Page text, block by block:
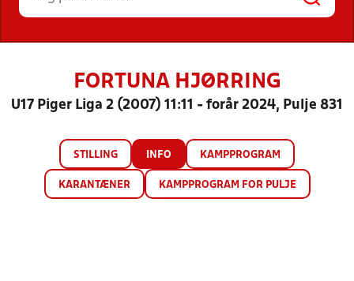
FORTUNA HJØRRING
U17 Piger Liga 2 (2007) 11:11 - forår 2024, Pulje 831
STILLING INFO KAMPPROGRAM
KARANTÆNER KAMPPROGRAM FOR PULJE